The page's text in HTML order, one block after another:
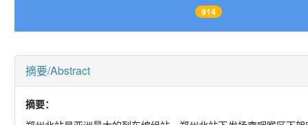
914
摘要/Abstract
摘要：